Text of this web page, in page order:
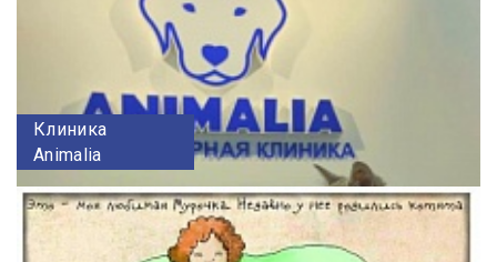
Клиника
Animalia